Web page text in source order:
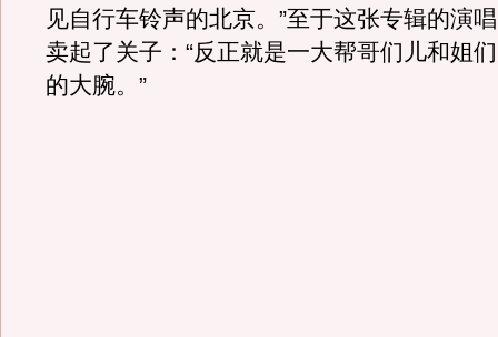
见自行车铃声的北京。”至于这张专辑的演
卖起了关子：“反正就是一大帮哥们儿和姐
的大腕。”